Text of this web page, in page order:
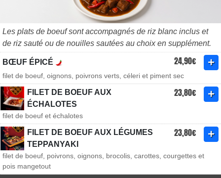
Les plats de boeuf sont accompagnés de riz blanc inclus et
de riz sauté ou de nouilles sautées au choix en supplément.
BŒUF ÉPICÉ 24,90€
filet de boeuf, oignons, poivrons verts, céleri et piment sec
FILET DE BOEUF AUX
ÉCHALOTES
23,80€
filet de boeuf et échalotes
FILET DE BOEUF AUX LÉGUMES
TEPPANYAKI
23,80€
filet de boeuf, poivrons, oignons, brocolis, carottes, courgettes et
pois mangetout